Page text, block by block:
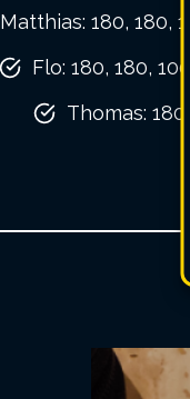
Matthias: 180, 180,
Flo: 180, 180,
Thomas: 180,